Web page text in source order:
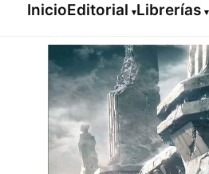
InicioEditorial Librerías